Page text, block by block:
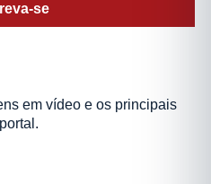
se
em vídeo e os principais